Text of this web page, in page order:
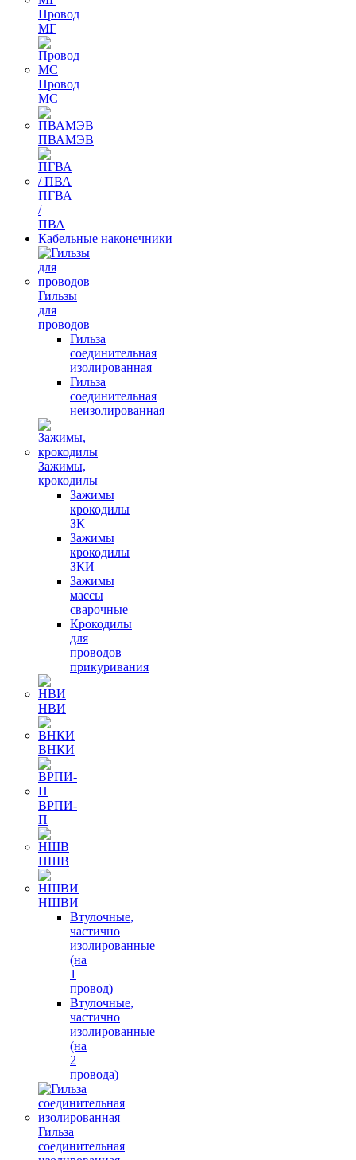
Провод
МГ
Провод
МС
ПВАМЭВ
ПГВА
/
ПВА
Кабельные наконечники
Гильзы
для
проводов
Гильза
соединительная
изолированная
Гильза
соединительная
неизолированная
Зажимы,
крокодилы
Зажимы
крокодилы
ЗК
Зажимы
крокодилы
ЗКИ
Зажимы
массы
сварочные
Крокодилы
для
проводов
прикуривания
НВИ
ВНКИ
ВРПИ-
П
НШВ
НШВИ
Втулочные,
частично
изолированные
(на
1
провод)
Втулочные,
частично
изолированные
(на
2
провода)
Гильза
соединительная